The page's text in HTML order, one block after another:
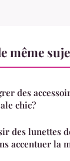
même
des
chic?
des lunettes
accentuer la